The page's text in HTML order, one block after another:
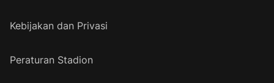
Kebijakan dan Privasi
Peraturan Stadion